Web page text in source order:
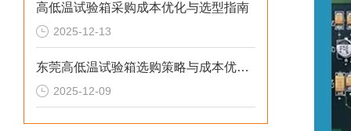
高低温试验箱采购成本优化与选型指南
2025-12-13
东莞高低温试验箱选购策略与成本优化解决方案
2025-12-09